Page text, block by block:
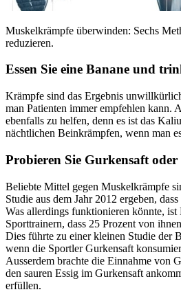
Muskelkrämpfe überwinden: Sechs
reduzieren.
Essen Sie eine Banane und
Krämpfe sind das Ergebnis
man Patienten immer empfehlen kann.
ebenfalls zu helfen, denn es ist das
nächtlichen Beinkrämpfen, wenn man
Probieren Sie Gurkensaft oder
Beliebte Mittel gegen Muskelkrämpfe
Studie aus dem Jahr 2012 ergeben,
Was allerdings funktionieren könnte,
Sporttrainern, dass 25 Prozent von
Dies führte zu einer kleinen Studie der
wenn die Sportler Gurkensaft
Ausserdem brachte die Einnahme von
den sauren Essig im Gurkensaft
erfüllen.